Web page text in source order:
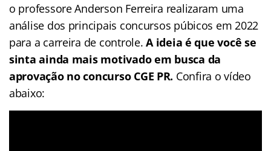
o professore Anderson Ferreira realizaram uma
análise dos principais concursos púbicos em 2022
para a carreira de controle.A ideia é que você se
sinta ainda mais motivado em busca da
aprovação no concurso CGE PR. Confira o vídeo
abaixo: